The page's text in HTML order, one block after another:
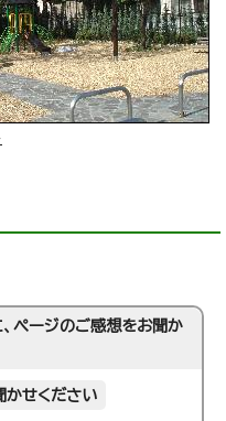
ページのご感想をお聞か
かせください